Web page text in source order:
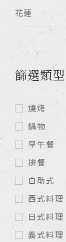
花蓮
篩選類型
燒烤
鍋物
早午餐
排餐
自助式
西式料理
日式料理
義式料理